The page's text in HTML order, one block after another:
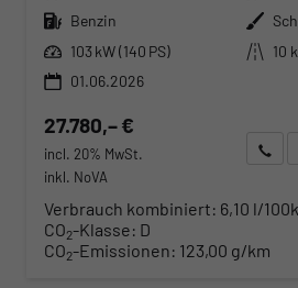
Kraftstoff Benzin Außenfarbe
Leistung 103 kW (140 PS) Kilometerstand
10
01.06.2026
27.780,– €
incl. 20% MwSt.
inkl. NoVA
Wir
Verbrauch kombiniert: 6,10 l/
CO2-Klasse: D
CO2-Emissionen: 123,00 g/km